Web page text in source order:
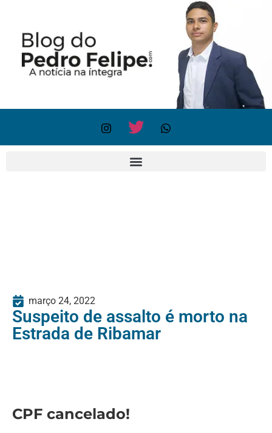
março 24, 2022
Suspeito de assalto é morto na
Estrada de Ribamar
CPF cancelado!